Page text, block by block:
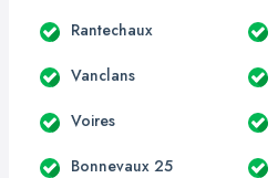
Rantechaux
Vanclans
Voires
Bonnevaux 25